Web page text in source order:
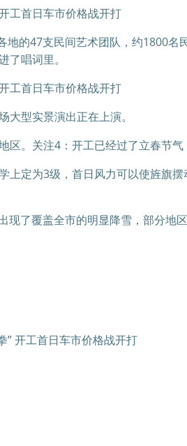
地的47支民间艺术团队，约1800
了唱词里。
大型实景演出正在上演。
区。关注4：开工已经过了立春节
上定为3级，首日风力可以使旌旗
现了覆盖全市的明显降雪，部分地
” 开工首日车市价格战开打